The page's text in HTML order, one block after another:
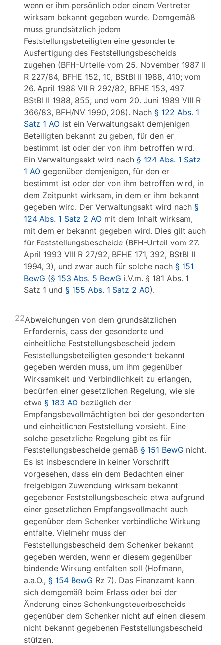
wenn er ihm persönlich oder einem Vertreter
wirksam bekannt gegeben wurde. Demgemäß
muss grundsätzlich jedem
Feststellungsbeteiligten eine gesonderte
Ausfertigung des Feststellungsbescheids
zugehen (BFH-Urteile vom 25. November 1987 II
R 227/84, BFHE 152, 10, BStBl II 1988, 410; vom
26. April 1988 VII R 292/82, BFHE 153, 497,
BStBl II 1988, 855, und vom 20. Juni 1989 VIII R
366/83, BFH/NV 1990, 208). Nach § 122 Abs. 1
Satz 1 AO ist ein Verwaltungsakt demjenigen
Beteiligten bekannt zu geben, für den er
bestimmt ist oder der von ihm betroffen wird.
Ein Verwaltungsakt wird nach § 124 Abs. 1 Satz
1 AO gegenüber demjenigen, für den er
bestimmt ist oder der von ihm betroffen wird, in
dem Zeitpunkt wirksam, in dem er ihm bekannt
gegeben wird. Der Verwaltungsakt wird nach §
124 Abs. 1 Satz 2 AO mit dem Inhalt wirksam,
mit dem er bekannt gegeben wird. Dies gilt auch
für Feststellungsbescheide (BFH-Urteil vom 27.
April 1993 VIII R 27/92, BFHE 171, 392, BStBl II
1994, 3), und zwar auch für solche nach § 151
BewG (§ 153 Abs. 5 BewG i.V.m. § 181 Abs. 1
Satz 1 und § 155 Abs. 1 Satz 2 AO).
22Abweichungen von dem grundsätzlichen
Erfordernis, dass der gesonderte und
einheitliche Feststellungsbescheid jedem
Feststellungsbeteiligten gesondert bekannt
gegeben werden muss, um ihm gegenüber
Wirksamkeit und Verbindlichkeit zu erlangen,
bedürfen einer gesetzlichen Regelung, wie sie
etwa § 183 AO bezüglich der
Empfangsbevollmächtigten bei der gesonderten
und einheitlichen Feststellung vorsieht. Eine
solche gesetzliche Regelung gibt es für
Feststellungsbescheide gemäß § 151 BewG nicht.
Es ist insbesondere in keiner Vorschrift
vorgesehen, dass ein dem Bedachten einer
freigebigen Zuwendung wirksam bekannt
gegebener Feststellungsbescheid etwa aufgrund
einer gesetzlichen Empfangsvollmacht auch
gegenüber dem Schenker verbindliche Wirkung
entfalte. Vielmehr muss der
Feststellungsbescheid dem Schenker bekannt
gegeben werden, wenn er diesem gegenüber
bindende Wirkung entfalten soll (Hofmann,
a.a.O., § 154 BewG Rz 7). Das Finanzamt kann
sich demgemäß beim Erlass oder bei der
Änderung eines Schenkungsteuerbescheids
gegenüber dem Schenker nicht auf einen diesem
nicht bekannt gegebenen Feststellungsbescheid
stützen.